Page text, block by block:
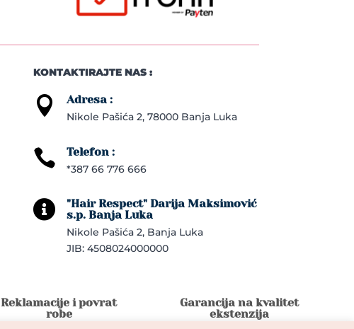
KONTAKTIRAJTE NAS :
 Adresa :
Nikole Pašića 2, 78000 Banja Luka
 Telefon :
*387 66 776 666

"Hair Respect" Darija Maksimović
s.p. Banja Luka
Nikole Pašića 2, Banja Luka
JIB: 4508024000000
Reklamacije i povrat
robe
Garancija na kvalitet
ekstenzija